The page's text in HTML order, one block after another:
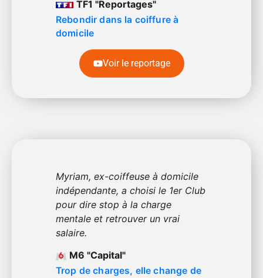
TF1 "Reportages"
Rebondir dans la coiffure à
domicile
Voir le reportage
Myriam, ex-coiffeuse à domicile
indépendante, a choisi le 1er Club
pour dire stop à la charge
mentale et retrouver un vrai
salaire.
M6 "Capital"
Trop de charges, elle change de